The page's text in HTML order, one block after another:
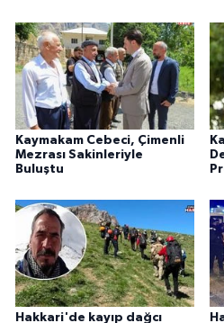
Kaymakam Cebeci, Çimenli
Mezrası Sakinleriyle
Buluştu
Hakkari'de kayıp dağcı